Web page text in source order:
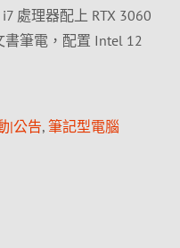
處理器配上 RTX 3060
書筆電，配置 Intel 12
|公告, 筆記型電腦